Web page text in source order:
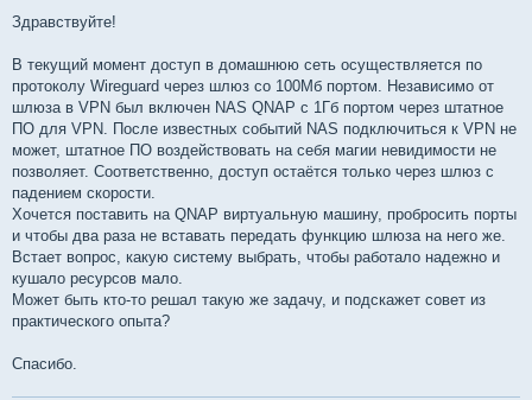
о
б
е
и
е
Здравствуйте!
В текущий момент доступ в домашнюю сеть осуществляется по
протоколу Wireguard через шлюз со 100Мб портом. Независимо от
шлюза в VPN был включен NAS QNAP с 1Гб портом через штатное
ПО для VPN. После известных событий NAS подключиться к VPN не
может, штатное ПО воздействовать на себя магии невидимости не
позволяет. Соответственно, доступ остаётся только через шлюз с
падением скорости.
Хочется поставить на QNAP виртуальную машину, пробросить порты
и чтобы два раза не вставать передать функцию шлюза на него же.
Встает вопрос, какую систему выбрать, чтобы работало надежно и
кушало ресурсов мало.
Может быть кто-то решал такую же задачу, и подскажет совет из
практического опыта?
Спасибо.